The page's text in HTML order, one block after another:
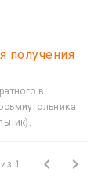
получения
в
1  